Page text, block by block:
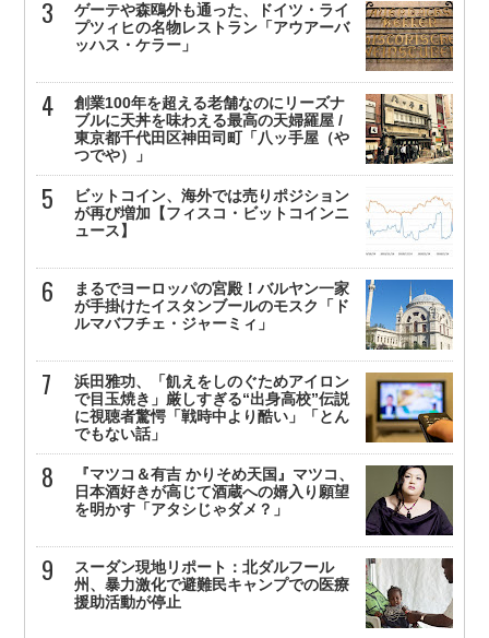
ゲーテや森鴎外も通った、ドイツ・ライ
プツィヒの名物レストラン「アウアーバ
ッハス・ケラー」
創業100年を超える老舗なのにリーズナ
ブルに天丼を味わえる最高の天婦羅屋 /
東京都千代田区神田司町「八ッ手屋（や
つでや）」
ビットコイン、海外では売りポジション
が再び増加【フィスコ・ビットコインニ
ュース】
まるでヨーロッパの宮殿！バルヤン一家
が手掛けたイスタンブールのモスク「ド
ルマバフチェ・ジャーミィ」
浜田雅功、「飢えをしのぐためアイロン
で目玉焼き」厳しすぎる“出身高校”伝説
に視聴者驚愕「戦時中より酷い」「とん
でもない話」
『マツコ＆有吉 かりそめ天国』マツコ、
日本酒好きが高じて酒蔵への婿入り願望
を明かす「アタシじゃダメ？」
スーダン現地リポート：北ダルフール
州、暴力激化で避難民キャンプでの医療
援助活動が停止